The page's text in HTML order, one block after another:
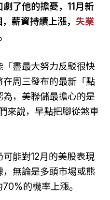
了他的擔憂，11月新
薪資持續上漲， 失業
盡最大努力反駁很快
周三發布的最新「點
，美聯儲最擔心的是
來說，早點把腳從煞車
能對12月的美股表現
無論是多頭市場或熊
的機率上漲。